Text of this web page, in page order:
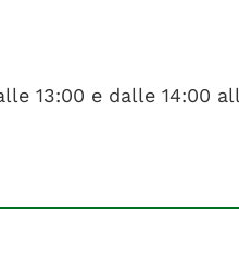
13:00 e dalle 14:00